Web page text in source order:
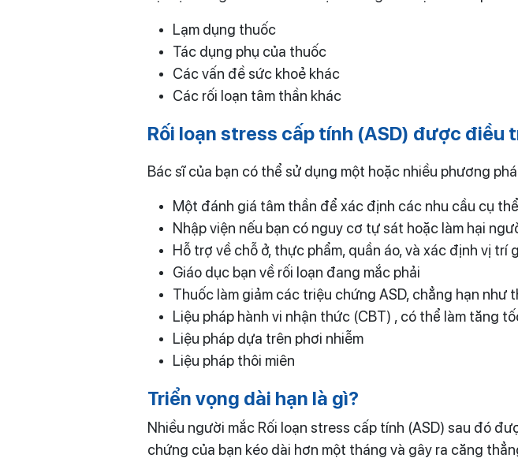
Lạm dụng thuốc
Tác dụng phụ của thuốc
Các vấn đề sức khoẻ khác
Các rối loạn tâm thần khác
Rối loạn stress cấp tính (ASD) được điều
Bác sĩ của bạn có thể sử dụng một hoặc nhiều phương
Một đánh giá tâm thần để xác định các nhu cầu cụ
Nhập viện nếu bạn có nguy cơ tự sát hoặc làm hại
Hỗ trợ về chỗ ở, thực phẩm, quần áo, và xác định vị trí
Giáo dục bạn về rối loạn đang mắc phải
Thuốc làm giảm các triệu chứng ASD, chẳng hạn như
Liệu pháp hành vi nhận thức (CBT) , có thể làm tăng
Liệu pháp dựa trên phơi nhiễm
Liệu pháp thôi miên
Triển vọng dài hạn là gì?
Nhiều người mắc Rối loạn stress cấp tính (ASD) sau đó
chứng của bạn kéo dài hơn một tháng và gây ra căng